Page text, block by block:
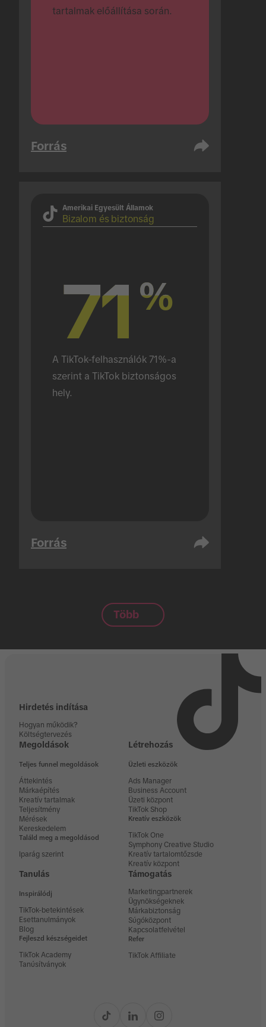
tartalmak előállítása során.
Forrás
Amerikai Egyesült Államok
Bizalom és biztonság
71 %
71 %
A TikTok-felhasználók 71%-a
szerint a TikTok biztonságos
hely.
Forrás
Több
Hirdetés indítása
Hogyan működik?
Költségtervezés
Megoldások
Teljes funnel megoldások
Áttekintés
Márkaépítés
Kreatív tartalmak
Teljesítmény
Mérések
Kereskedelem
Találd meg a megoldásod
Iparág szerint
Létrehozás
Üzleti eszközök
Ads Manager
Business Account
Üzeti központ
TikTok Shop
Kreatív eszközök
TikTok One
Symphony Creative Studio
Kreatív tartalomtőzsde
Kreatív központ
Tanulás
Inspirálódj
TikTok-betekintések
Esettanulmányok
Blog
Fejleszd készségeidet
TikTok Academy
Tanúsítványok
Támogatás
Marketingpartnerek
Ügynökségeknek
Márkabiztonság
Súgóközpont
Kapcsolatfelvétel
Refer
TikTok Affiliate